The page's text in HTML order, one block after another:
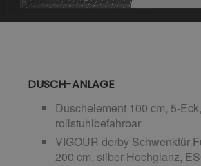
DUSCH-ANLAGE
Duschelement 100 cm, 5-Eck,
rollstuhlbefahrbar
VIGOUR derby Schwenktür
200 cm, silber Hochglanz,